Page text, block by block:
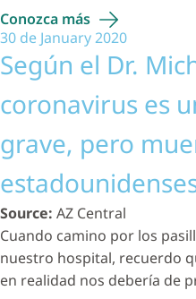
Conozca más
30 de January 2020
Según el Dr.
coronavirus es
grave, pero
Source: AZ Central
Cuando camino por los
nuestro hospital, recuerdo
en realidad nos debería de